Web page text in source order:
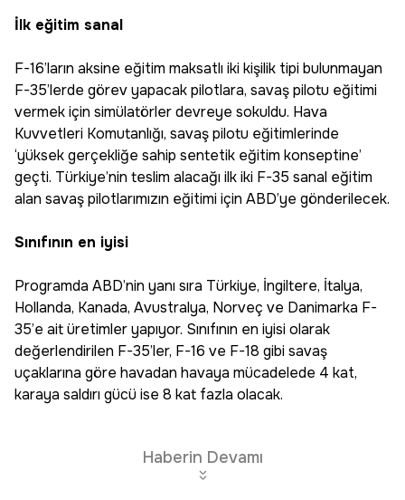
İlk eğitim sanal
F-16’ların aksine eğitim maksatlı iki kişilik tipi bulunmayan
F-35’lerde görev yapacak pilotlara, savaş pilotu eğitimi
vermek için simülatörler devreye sokuldu. Hava
Kuvvetleri Komutanlığı, savaş pilotu eğitimlerinde
‘yüksek gerçekliğe sahip sentetik eğitim konseptine’
geçti. Türkiye’nin teslim alacağı ilk iki F-35 sanal eğitim
alan savaş pilotlarımızın eğitimi için ABD’ye gönderilecek.
Sınıfının en iyisi
Programda ABD’nin yanı sıra Türkiye, İngiltere, İtalya,
Hollanda, Kanada, Avustralya, Norveç ve Danimarka F-
35’e ait üretimler yapıyor. Sınıfının en iyisi olarak
değerlendirilen F-35’ler, F-16 ve F-18 gibi savaş
uçaklarına göre havadan havaya mücadelede 4 kat,
karaya saldırı gücü ise 8 kat fazla olacak.
Haberin Devamı